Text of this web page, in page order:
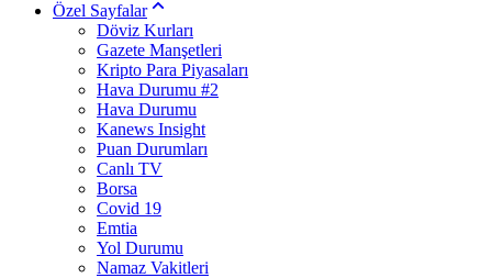
Özel Sayfalar
Döviz Kurları
Gazete Manşetleri
Kripto Para Piyasaları
Hava Durumu #2
Hava Durumu
Kanews Insight
Puan Durumları
Canlı TV
Borsa
Covid 19
Emtia
Yol Durumu
Namaz Vakitleri